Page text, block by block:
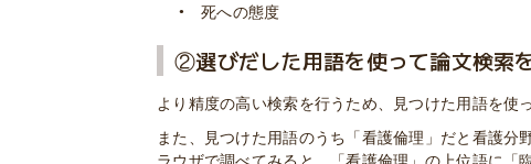
死への態度
②選びだした用語を使って論文検索
より精度の高い検索を行うため、見つけた用語を使
また、見つけた用語のうち「看護倫理」だと看護